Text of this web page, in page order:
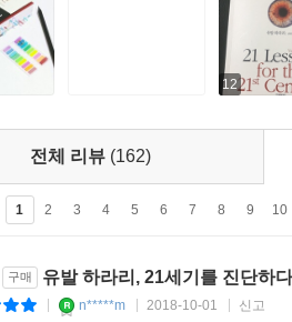
12
전체 리뷰 (162)
1 2 3 4 5 6 7 8 9 10
구매 유발 하라리, 21세기를 진단하다
n*****m 2018-10-01 신고